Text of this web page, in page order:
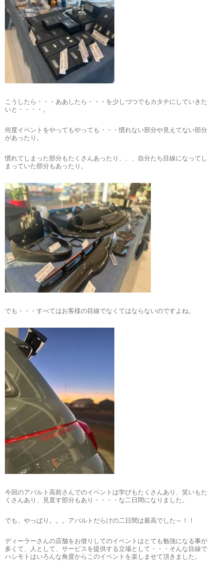
こうしたら・・・ああしたら・・・を少しづつでもカタチにしていきた
いと・・・・。
何度イベントをやってもやっても・・・慣れない部分や見えてない部分
があったり。
慣れてしまった部分もたくさんあったり、、、自分たち目線になってし
まっていた部分もあったり。
でも・・・すべてはお客様の目線でなくてはならないのですよね。
今回のアバルト高前さんでのイベントは学びもたくさんあり、笑いもた
くさんあり、見直す部分もあり・・・・な二日間になりました。
でも、やっぱり。。。アバルトだらけの二日間は最高でした～！！
ディーラーさんの店舗をお借りしてのイベントはとても勉強になる事が
多くて、人として、サービスを提供する立場として・・・そんな目線で
ハシモトはいろんな角度からこのイベントを楽しませて頂きました。